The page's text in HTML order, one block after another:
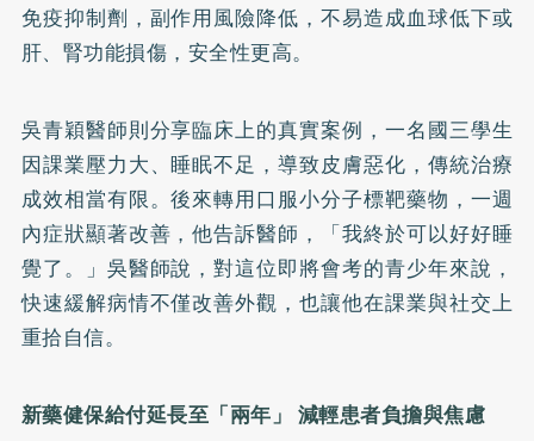
免疫抑制劑，副作用風險降低，不易造成血球低下或
肝、腎功能損傷，安全性更高。
吳青穎醫師則分享臨床上的真實案例，一名國三學生
因課業壓力大、睡眠不足，導致皮膚惡化，傳統治療
成效相當有限。後來轉用口服小分子標靶藥物，一週
內症狀顯著改善，他告訴醫師，「我終於可以好好睡
覺了。」吳醫師說，對這位即將會考的青少年來說，
快速緩解病情不僅改善外觀，也讓他在課業與社交上
重拾自信。
新藥健保給付延長至「兩年」 減輕患者負擔與焦慮